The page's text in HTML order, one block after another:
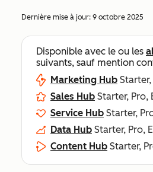
Dernière mise à jour: 9 octobre 2025
Disponible avec le ou les
suivants, sauf mention
Marketing Hub
Sales Hub Starter, Pro,
Service Hub Starter,
Data Hub Starter, Pro,
Content Hub Starter,